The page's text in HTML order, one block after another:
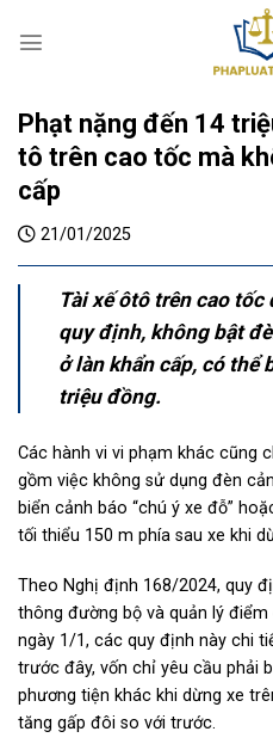
Phạt nặng đến 14
tô trên cao tốc mà
cấp
21/01/2025
Tài xế ôtô trên cao
quy định, không bật
ở làn khẩn cấp, có thể
triệu đồng.
Các hành vi vi phạm khác cũng
gồm việc không sử dụng đèn
biển cảnh báo “chú ý xe đỗ”
tối thiểu 150 m phía sau xe khi
Theo Nghị định 168/2024, quy
thông đường bộ và quản lý
ngày 1/1, các quy định này chi
trước đây, vốn chỉ yêu cầu phải
phương tiện khác khi dừng xe
tăng gấp đôi so với trước.